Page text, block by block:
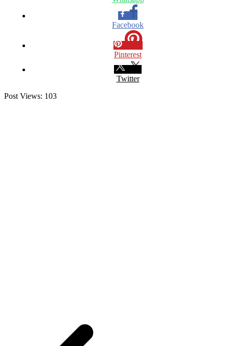
Facebook
Pinterest
Twitter
Post Views: 103